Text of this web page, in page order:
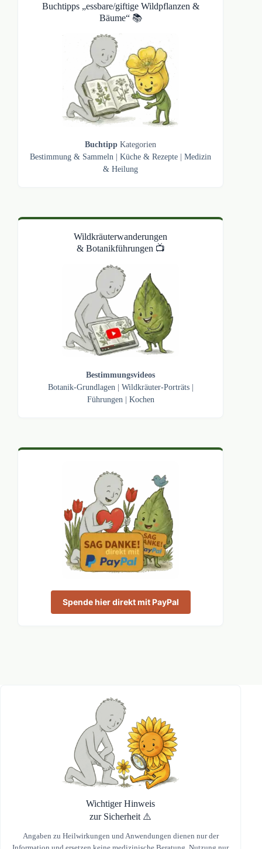
Buchtipps „essbare/giftige Wildpflanzen &
Bäume“ 📚
BuchtippKategorien
Bestimmung & Sammeln |Küche & Rezepte |Medizin
& Heilung
Wildkräuterwanderungen
& Botanikführungen 📺
Bestimmungsvideos
Botanik-Grundlagen
Wildkräuter-Porträts|
Führungen
Kochen
Spende hier direkt mit PayPal
Wichtiger Hinweis
zur Sicherheit ⚠️
Angaben zu Heilwirkungen und Anwendungen dienen nur der